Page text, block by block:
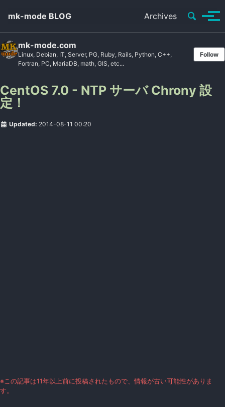
mk-mode BLOG Archives Toggle
mk-mode.com
Linux, Debian, IT, Server, PG, Ruby, Rails, Python, C++,
Fortran, PC, MariaDB, math, GIS, etc...
Follow
CentOS 7.0 - NTP サーバ Chrony 設
定！
Updated: 2014-08-11 00:20
※この記事は11年以上前に投稿されたもので、情報が古い可能性がありま
す。